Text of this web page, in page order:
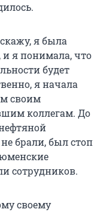
я была
и я понимала, что
будет
я начала
своим
коллегам. До
брали, был стоп
сотрудников.
своему